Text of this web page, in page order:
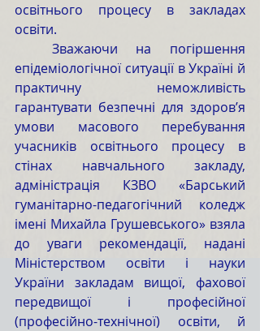
освітнього процесу в закладах
освіти.
епідеміологічної ситуації в Україні й
практичну неможливість
гарантувати безпечні для здоров’я
умови масового перебування
учасників освітнього процесу в
стінах навчального закладу,
адміністрація КЗВО «Барський
гуманітарно-педагогічний коледж
імені Михайла Грушевського» взяла
до уваги рекомендації, надані
Міністерством освіти і науки
України закладам вищої, фахової
передвищої і професійної
(професійно-технічної) освіти, й